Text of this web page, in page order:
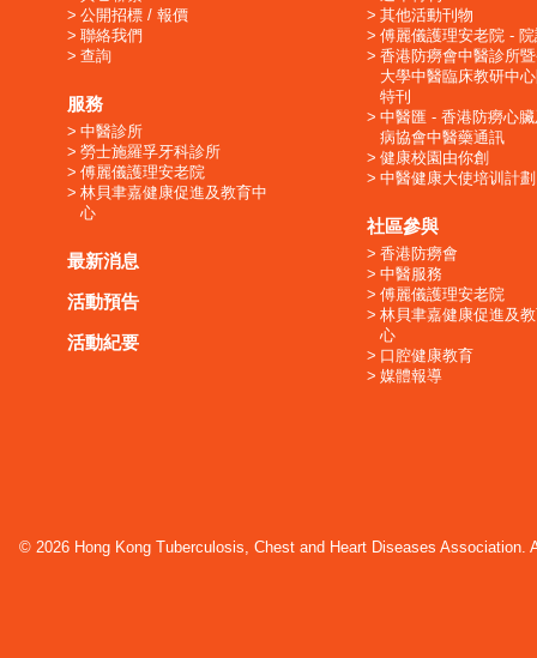
公開招標 / 報價
聯絡我們
查詢
服務
中醫診所
勞士施羅孚牙科診所
傅麗儀護理安老院
林貝聿嘉健康促進及教育中
心
最新消息
活動預告
活動紀要
其他活動刊物
傅麗儀護理安老院 -
香港防癆會中醫診所
大學中醫臨床教研中
特刊
中醫匯 - 香港防癆心
病協會中醫藥通訊
健康校園由你創
中醫健康大使培训計劃
社區參與
香港防癆會
中醫服務
傅麗儀護理安老院
林貝聿嘉健康促進及
心
口腔健康教育
媒體報導
© 2026 Hong Kong Tuberculosis, Chest and Heart Diseases Association.